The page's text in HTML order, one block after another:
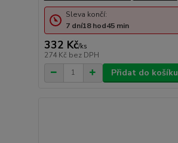
332 Kč/ks
274 Kč bez DPH
Sleva končí:
7 dní18hod45 min
Přidat do košíku